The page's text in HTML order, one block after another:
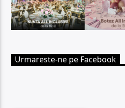
Urmareste-ne pe Facebook